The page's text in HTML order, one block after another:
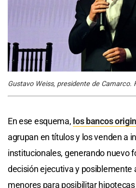
Gustavo Weiss, presidente de Camarco.
En ese esquema, los bancos
agrupan en títulos y los venden a
institucionales, generando nuevo
decisión ejecutiva y posiblemente
menores para posibilitar